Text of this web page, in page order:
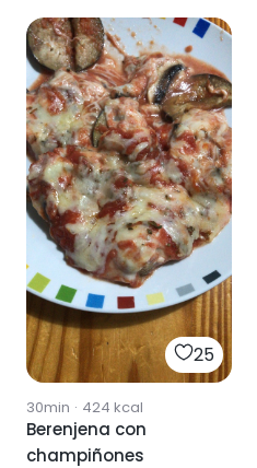
25
30min · 424 kcal
Berenjena con
champiñones